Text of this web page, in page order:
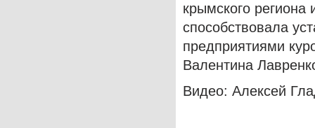
крымского региона
способствовала
предприятиями
Валентина
Видео: Алексей